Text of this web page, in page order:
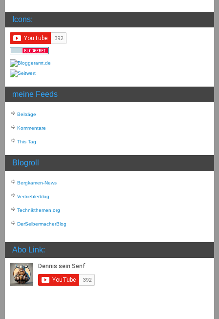
Icons:
meine Feeds
Beiträge
Kommentare
This Tag
Blogroll
Bergkamen-News
Vertrieblerblog
Technikthemen.org
DerSelbermacherBlog
Abo Link: